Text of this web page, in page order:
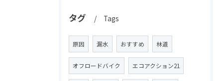
タグ Tags
原因 漏水 おすすめ 林道
オフロードバイク エコアクション21